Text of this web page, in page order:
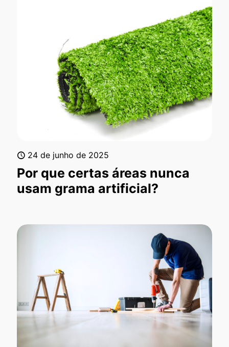
24 de junho de 2025
Por que certas áreas nunca
usam grama artificial?